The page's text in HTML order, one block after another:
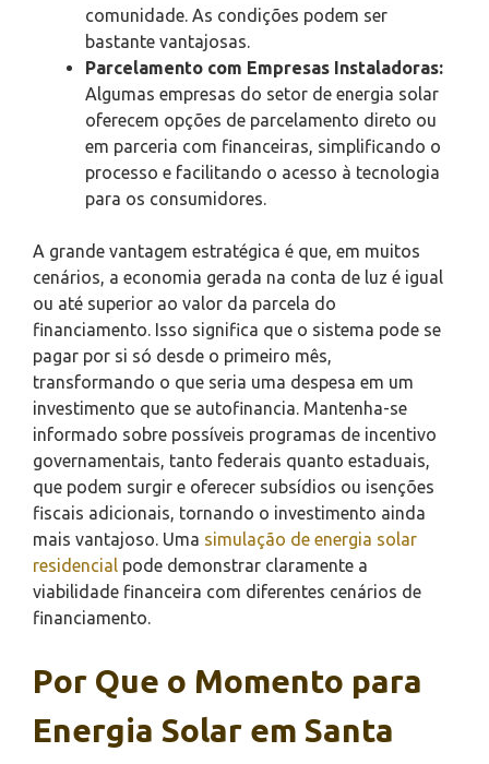
comunidade. As condições podem ser
bastante vantajosas.
Parcelamento com Empresas Instaladoras:
Algumas empresas do setor de energia solar
oferecem opções de parcelamento direto ou
em parceria com financeiras, simplificando o
processo e facilitando o acesso à tecnologia
para os consumidores.
A grande vantagem estratégica é que, em muitos
cenários, a economia gerada na conta de luz é igual
ou até superior ao valor da parcela do
financiamento. Isso significa que o sistema pode se
pagar por si só desde o primeiro mês,
transformando o que seria uma despesa em um
investimento que se autofinancia. Mantenha-se
informado sobre possíveis programas de incentivo
governamentais, tanto federais quanto estaduais,
que podem surgir e oferecer subsídios ou isenções
fiscais adicionais, tornando o investimento ainda
mais vantajoso. Uma simulação de energia solar
residencial pode demonstrar claramente a
viabilidade financeira com diferentes cenários de
financiamento.
Por Que o Momento para
Energia Solar em Santa